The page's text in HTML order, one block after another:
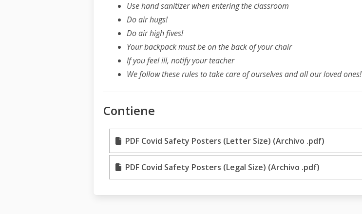
Use hand sanitizer when entering the classroom
Do air hugs!
Do air high fives!
Your backpack must be on the back of your chair
If you feel ill, notify your teacher
We follow these rules to take care of ourselves and all our loved ones!
Contiene
PDF Covid Safety Posters (Letter Size) (Archivo .pdf)
PDF Covid Safety Posters (Legal Size) (Archivo .pdf)